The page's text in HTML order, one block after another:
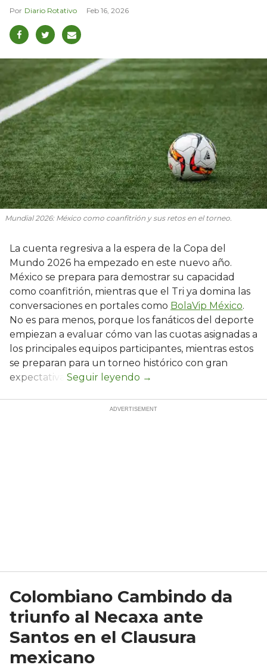
Diario Rotativo Feb 16, 2026
Mundial 2026: México como coanfitrión y sus retos en el torneo.
La cuenta regresiva a la espera de la Copa del
Mundo 2026 ha empezado en este nuevo año.
México se prepara para demostrar su capacidad
como coanfitrión, mientras que el Tri ya domina las
conversaciones en portales como BolaVip México.
No es para menos, porque los fanáticos del deporte
empiezan a evaluar cómo van las cuotas asignadas a
los principales equipos participantes, mientras estos
se preparan para un torneo histórico con gran
expectativa.
Colombiano Cambindo da
triunfo al Necaxa ante
Santos en el Clausura
mexicano